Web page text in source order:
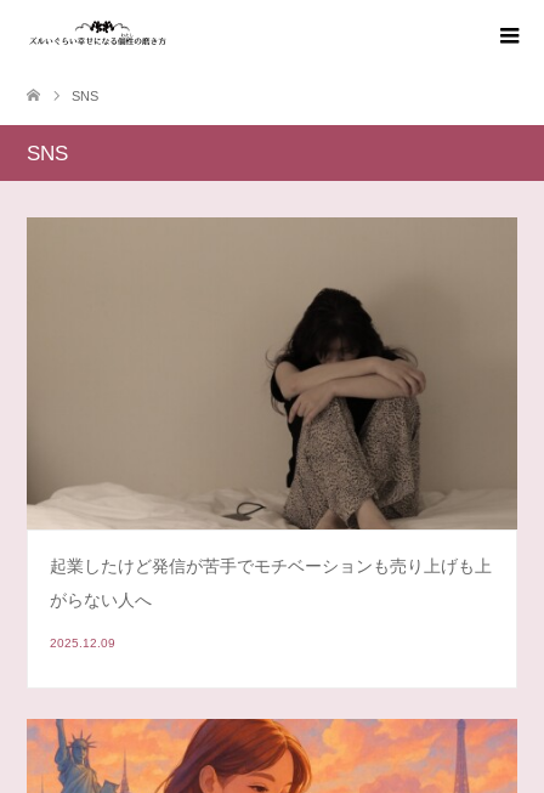
SNS
SNS
起業したけど発信が苦手でモチベーションも売り上げも上
がらない人へ
2025.12.09